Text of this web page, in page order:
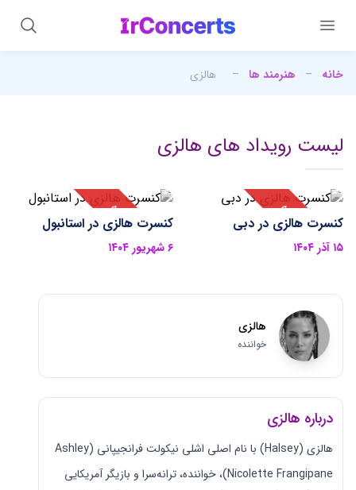
خانه – هنرمند ها – هالزی
لیست رویداد های هالزی
کنسرت هالزی در دبی
۱۵ آذر ۱۴۰۴
کنسرت هالزی در استانبول
۶ شهریور ۱۴۰۴
هالزی
خواننده
درباره هالزی
هالزی (Halsey) با نام اصلی اشلی نیکولت فرانجیپانی (Ashley
Nicolette Frangipane)، خواننده، ترانه‌سرا و بازیگر آمریکایی